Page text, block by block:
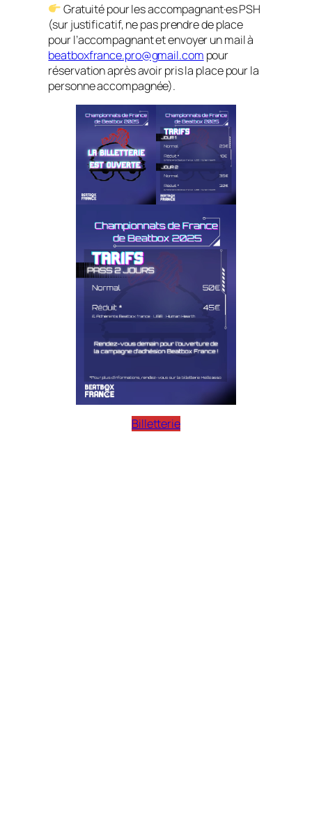
Gratuité pour les accompagnant·es PSH
(sur justificatif, ne pas prendre de place
pour l’accompagnant et envoyer un mail à
beatboxfrance.pro@gmail.com pour
réservation après avoir pris la place pour la
personne accompagnée).
Billetterie